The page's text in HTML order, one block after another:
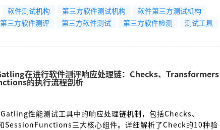
2协议、连接池优化及异步DNS等高级特性。这些配置能精准模拟真
别系统瓶颈，并根据不同测试场景需求进行针对性优化，确保测试
靠性。
软件测试机构 第三方软件测试机构
软件第三方测试机构
第三方软件测评 第三方软件测试 第三方软件检测 测试工具
在进行软件测评响应处理链：Checks、Transformers
的执行流程剖析
性能测试工具中的响应处理链机制，包括Checks、
SessionFunctions三大核心组件。详细解析了Check的10种验